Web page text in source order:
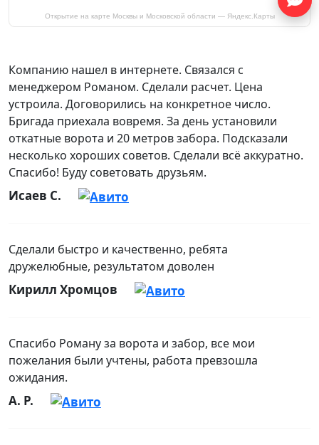
Открытие на карте Москвы и Московской области — Яндекс.Карты
Компанию нашел в интернете. Связался с
менеджером Романом. Сделали расчет. Цена
устроила. Договорились на конкретное число.
Бригада приехала вовремя. За день установили
откатные ворота и 20 метров забора. Подсказали
несколько хороших советов. Сделали всё аккуратно.
Спасибо! Буду советовать друзьям.
Исаев С.
Сделали быстро и качественно, ребята
дружелюбные, результатом доволен
Кирилл Хромцов
Спасибо Роману за ворота и забор, все мои
пожелания были учтены, работа превзошла
ожидания.
А. P.